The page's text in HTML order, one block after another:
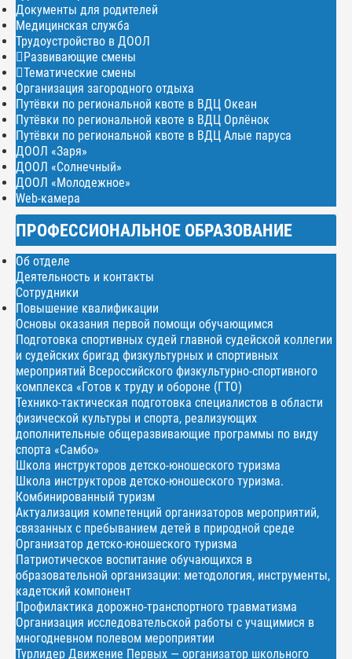
Документы для родителей
Медицинская служба
Трудоустройство в ДООЛ
Развивающие смены
Тематические смены
Организация загородного отдыха
Путёвки по региональной квоте в ВДЦ Океан
Путёвки по региональной квоте в ВДЦ Орлёнок
Путёвки по региональной квоте в ВДЦ Алые паруса
ДООЛ «Заря»
ДООЛ «Солнечный»
ДООЛ «Молодежное»
Web-камера
ПРОФЕССИОНАЛЬНОЕ ОБРАЗОВАНИЕ
Об отделе
Деятельность и контакты
Сотрудники
Повышение квалификации
Основы оказания первой помощи обучающимся
Подготовка спортивных судей главной судейской коллегии
и судейских бригад физкультурных и спортивных
мероприятий Всероссийского физкультурно-спортивного
комплекса «Готов к труду и обороне (ГТО)
Технико-тактическая подготовка специалистов в области
физической культуры и спорта, реализующих
дополнительные общеразвивающие программы по виду
спорта «Самбо»
Школа инструкторов детско-юношеского туризма
Школа инструкторов детско-юношеского туризма.
Комбинированный туризм
Актуализация компетенций организаторов мероприятий,
связанных с пребыванием детей в природной среде
Организатор детско-юношеского туризма
Патриотическое воспитание обучающихся в
образовательной организации: методология, инструменты,
кадетский компонент
Профилактика дорожно-транспортного травматизма
Организация исследовательской работы с учащимися в
многодневном полевом мероприятии
Турлидер Движение Первых — организатор школьного